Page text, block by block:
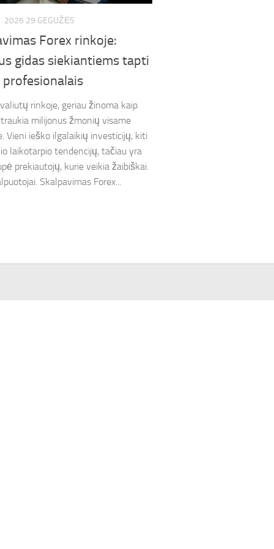
2026 29 GEGUŽĖS
Forex rinkoje:
gidas siekiantiems tapti
rinkoje, geriau žinoma kaip
milijonus žmonių visame
Vieni ieško ilgalaikių investicijų, kiti
laikotarpio tendencijų, tačiau yra
prekiautojų, kurie veikia žaibiškai.
Skalpavimas Forex...